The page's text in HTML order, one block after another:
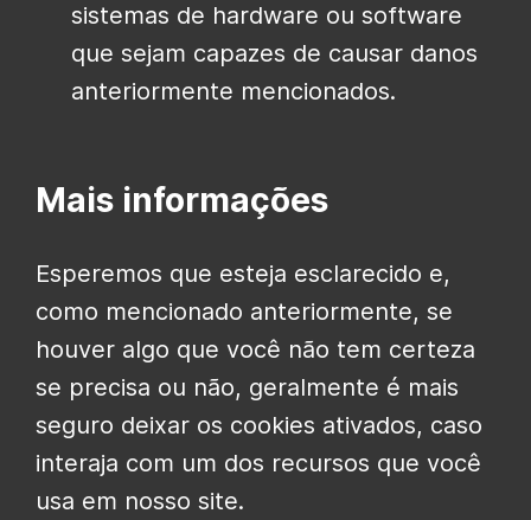
sistemas de hardware ou software
que sejam capazes de causar danos
anteriormente mencionados.
Mais informações
Esperemos que esteja esclarecido e,
como mencionado anteriormente, se
houver algo que você não tem certeza
se precisa ou não, geralmente é mais
seguro deixar os cookies ativados, caso
interaja com um dos recursos que você
usa em nosso site.